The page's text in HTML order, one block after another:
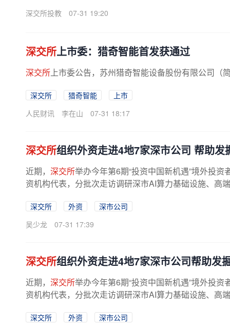
深交所投教 07-31 19:20
深交所上市委：猎奇智能首发获通过
深交所上市委公告，苏州猎奇智能设备股份有限公司（
深交所 猎奇智能
上市
人民财讯
李在山 07-31 18:17
深交所组织外资走进4地7家深市公司 帮助发
近期， 深交所举办今年第6期“投资中国新机遇”境外投
资机构代表，分批次走访调研深市AI算力基础设施、高
深交所 外资
深市公司
吴少龙
07-31 17:39
深交所组织外资走进4地7家深市公司帮助发
近期， 深交所举办今年第6期“投资中国新机遇”境外投
资机构代表，分批次走访调研深市AI算力基础设施、高
深交所 外资
深市公司